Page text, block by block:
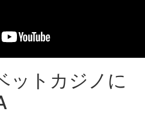
ットカジノに